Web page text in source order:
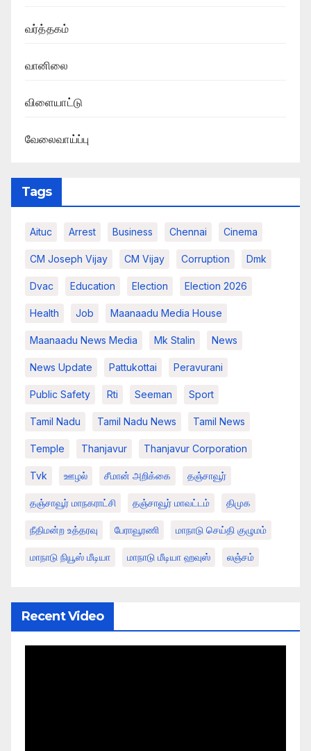
வர்த்தகம்
வானிலை
விளையாட்டு
வேலைவாய்ப்பு
Tags
Aituc Arrest Business Chennai Cinema
CM Joseph Vijay CM Vijay Corruption Dmk
Dvac Education Election Election 2026
Health Job Maanaadu Media House
Maanaadu News Media Mk Stalin News
News Update Pattukottai Peravurani
Public Safety Rti Seeman Sport
Tamil Nadu Tamil Nadu News Tamil News
Temple Thanjavur Thanjavur Corporation
Tvk ஊழல் சீமான் அறிக்கை தஞ்சாவூர்
தஞ்சாவூர் மாநகராட்சி தஞ்சாவூர் மாவட்டம் திமுக
நீதிமன்ற உத்தரவு பேராவூரணி மாநாடு செய்தி குழுமம்
மாநாடு நியூஸ் மீடியா மாநாடு மீடியா ஹவுஸ் லஞ்சம்
Recent Video